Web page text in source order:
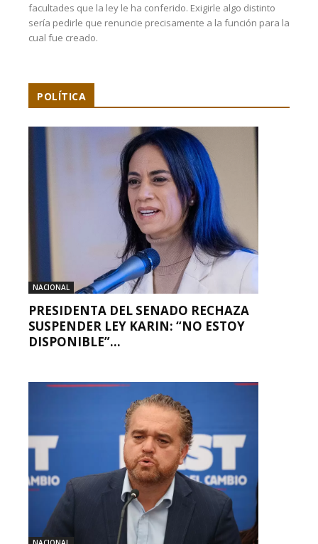
facultades que la ley le ha conferido. Exigirle algo distinto
sería pedirle que renuncie precisamente a la función para la
cual fue creado.
POLÍTICA
NACIONAL
PRESIDENTA DEL SENADO RECHAZA
SUSPENDER LEY KARIN: “NO ESTOY
DISPONIBLE”...